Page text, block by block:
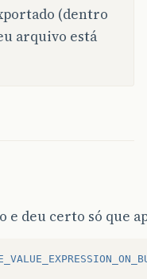
(dentro
arquivo está
e deu certo só que